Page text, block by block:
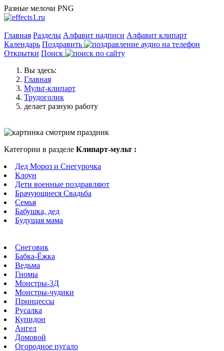
Разные мелочи PNG
Главная Разделы Алфавит надписи Алфавит клипарт
Календарь Поздравить
Открытки Поиск
Вы здесь:
Главная
Мульт-клипарт
Трудоголик
делает разную работу
Категории в разделе Клипарт-мульт :
Дед Мороз и Снегурочка
Клоун
Дети военные поздравляют
Брачующиеся Свадьба
Семья
Бабушка, дед
Будущая мама
Снеговик
Бабка-Ёжка
Ведьма
Гномы
Монстры-3Д
Монстры-чудики
Принцессы
Русалка
Купидон
Ангел
Домовой
Огородное пугало